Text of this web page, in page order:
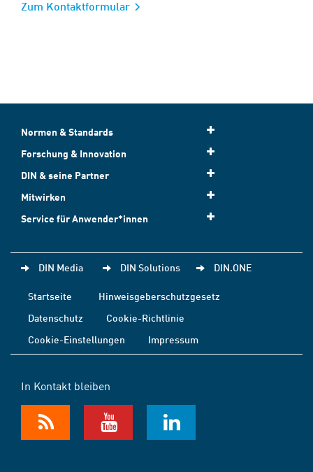
Zum Kontaktformular
Normen & Standards
Forschung & Innovation
DIN & seine Partner
Mitwirken
Service für Anwender*innen
DIN Media DIN Solutions DIN.ONE
Startseite
Hinweisgeberschutzgesetz
Datenschutz
Cookie-Richtlinie
Cookie-Einstellungen
Impressum
In Kontakt bleiben